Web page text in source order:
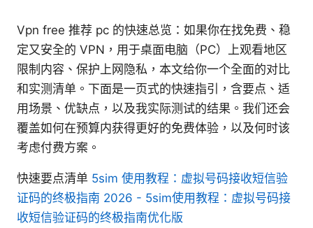
Vpn free 推荐 pc 的快速总览：如果你在找免费、稳
定又安全的 VPN，用于桌面电脑（PC）上观看地区
限制内容、保护上网隐私，本文给你一个全面的对比
和实测清单。下面是一页式的快速指引，含要点、适
用场景、优缺点，以及我实际测试的结果。我们还会
覆盖如何在预算内获得更好的免费体验，以及何时该
考虑付费方案。
快速要点清单 5sim 使用教程：虚拟号码接收短信验
证码的终极指南 2026 - 5sim使用教程：虚拟号码接
收短信验证码的终极指南优化版